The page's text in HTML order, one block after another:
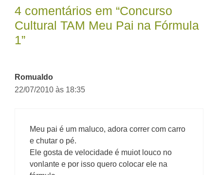
4 comentários em “Concurso
Cultural TAM Meu Pai na Fórmula
1”
Romualdo
22/07/2010 às 18:35
Meu pai é um maluco, adora correr com carro
e chutar o pé.
Ele gosta de velocidade é muiot louco no
vonlante e por isso quero colocar ele na